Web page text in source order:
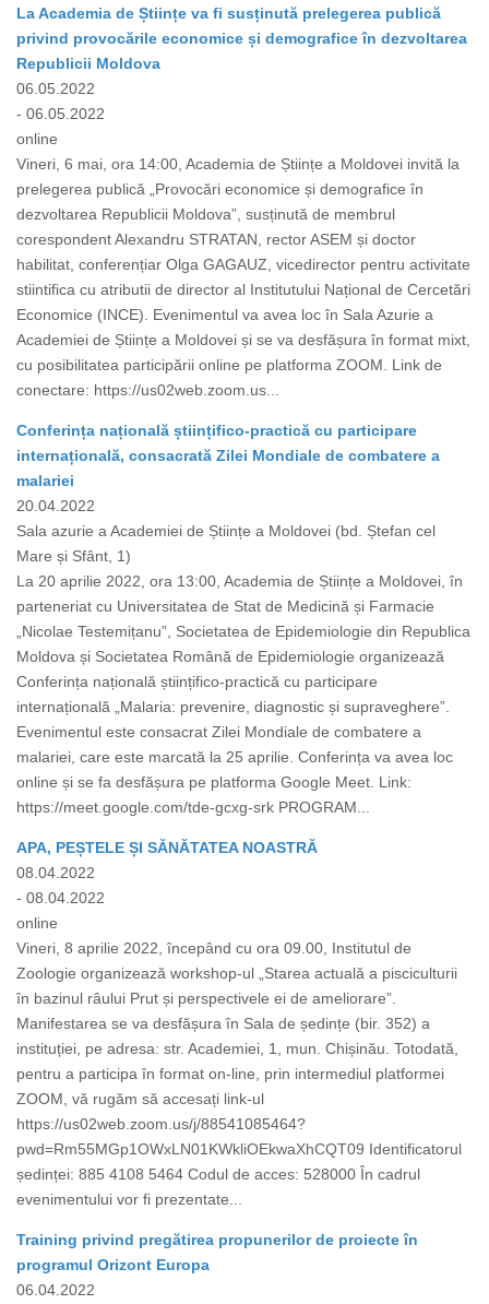
La Academia de Științe va fi susținută prelegerea publică
privind provocările economice și demografice în dezvoltarea
Republicii Moldova
06.05.2022
- 06.05.2022
online
Vineri, 6 mai, ora 14:00, Academia de Științe a Moldovei invită la
prelegerea publică „Provocări economice și demografice în
dezvoltarea Republicii Moldova”, susținută de membrul
corespondent Alexandru STRATAN, rector ASEM și doctor
habilitat, conferențiar Olga GAGAUZ, vicedirector pentru activitate
stiintifica cu atributii de director al Institutului Național de Cercetări
Economice (INCE). Evenimentul va avea loc în Sala Azurie a
Academiei de Științe a Moldovei și se va desfășura în format mixt,
cu posibilitatea participării online pe platforma ZOOM. Link de
conectare: https://us02web.zoom.us...
Conferința națională științifico-practică cu participare
internațională, consacrată Zilei Mondiale de combatere a
malariei
20.04.2022
Sala azurie a Academiei de Științe a Moldovei (bd. Ștefan cel
Mare și Sfânt, 1)
La 20 aprilie 2022, ora 13:00, Academia de Științe a Moldovei, în
parteneriat cu Universitatea de Stat de Medicină și Farmacie
„Nicolae Testemițanu”, Societatea de Epidemiologie din Republica
Moldova și Societatea Română de Epidemiologie organizează
Conferința națională științifico-practică cu participare
internațională „Malaria: prevenire, diagnostic și supraveghere”.
Evenimentul este consacrat Zilei Mondiale de combatere a
malariei, care este marcată la 25 aprilie. Conferința va avea loc
online și se fa desfășura pe platforma Google Meet. Link:
https://meet.google.com/tde-gcxg-srk PROGRAM...
APA, PEȘTELE ȘI SĂNĂTATEA NOASTRĂ
08.04.2022
- 08.04.2022
online
Vineri, 8 aprilie 2022, începând cu ora 09.00, Institutul de
Zoologie organizează workshop-ul „Starea actuală a pisciculturii
în bazinul râului Prut și perspectivele ei de ameliorare”.
Manifestarea se va desfășura în Sala de ședințe (bir. 352) a
instituției, pe adresa: str. Academiei, 1, mun. Chișinău. Totodată,
pentru a participa în format on-line, prin intermediul platformei
ZOOM, vă rugăm să accesați link-ul
https://us02web.zoom.us/j/88541085464?
pwd=Rm55MGp1OWxLN01KWkliOEkwaXhCQT09 Identificatorul
ședinței: 885 4108 5464 Codul de acces: 528000 În cadrul
evenimentului vor fi prezentate...
Training privind pregătirea propunerilor de proiecte în
programul Orizont Europa
06.04.2022